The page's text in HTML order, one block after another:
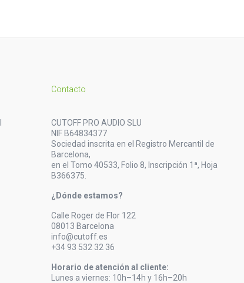
Contacto
CUTOFF PRO AUDIO SLU
NIF B64834377
Sociedad inscrita en el Registro Mercantil de
Barcelona,
en el Tomo 40533, Folio 8, Inscripción 1ª, Hoja
B366375.
¿Dónde estamos?
Calle Roger de Flor 122
08013 Barcelona
info@cutoff.es
+34 93 532 32 36
Horario de atención al cliente:
Lunes a viernes: 10h–14h y 16h–20h